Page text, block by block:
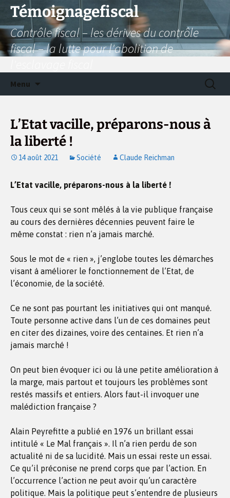
Aller
contenu
Témoignagefiscal
Contrôle fiscal – les dérives du contrôle
fiscal – la lutte pour l'abolition de
Menu
L’Etat vacille, préparons-nous à
la liberté !
14 août 2021 Société Claude Reichman
L’Etat vacille, préparons-nous à la liberté !
Tous ceux qui se sont mêlés à la vie publique française
au cours des dernières décennies peuvent faire le
même constat : rien n’a jamais marché.
Sous le mot de « rien », j’englobe toutes les démarches
visant à améliorer le fonctionnement de l’Etat, de
l’économie, de la société.
Ce ne sont pas pourtant les initiatives qui ont manqué.
Toute personne active dans l’un de ces domaines peut
en citer des dizaines, voire des centaines. Et rien n’a
jamais marché !
On peut bien évoquer ici ou là une petite amélioration à
la marge, mais partout et toujours les problèmes sont
restés massifs et entiers. Alors faut-il invoquer une
malédiction française ?
Alain Peyrefitte a publié en 1976 un brillant essai
intitulé « Le Mal français ». Il n’a rien perdu de son
actualité ni de sa lucidité. Mais un essai reste un essai.
Ce qu’il préconise ne prend corps que par l’action. En
l’occurrence l’action ne peut avoir qu’un caractère
politique. Mais la politique peut s’entendre de plusieurs